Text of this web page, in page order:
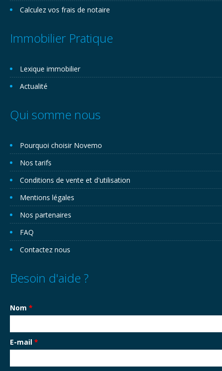
Calculez vos frais de notaire
Immobilier Pratique
Lexique immobilier
Actualité
Qui somme nous
Pourquoi choisir Novemo
Nos tarifs
Conditions de vente et d'utilisation
Mentions légales
Nos partenaires
FAQ
Contactez nous
Besoin d'aide ?
Nom *
E-mail *